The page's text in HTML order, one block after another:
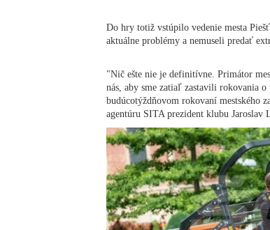
Do hry totiž vstúpilo vedenie mesta
aktuálne problémy a nemuseli predať
"Nič ešte nie je definitívne. Primátor
nás, aby sme zatiaľ zastavili rokovania
budúcotýždňovom rokovaní mestského
agentúru SITA prezident klubu Jaroslav